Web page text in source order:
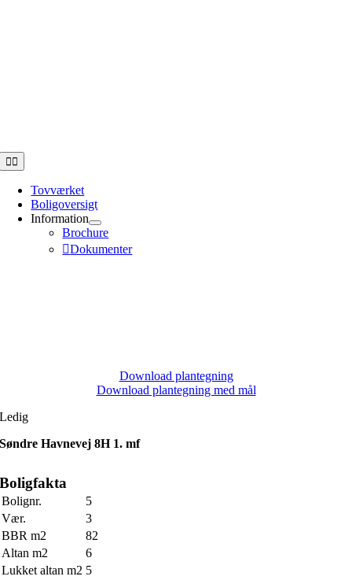
Toggle
Navigation
Tovværket
Boligoversigt
Information
Brochure
Dokumenter
Download plantegning
Download plantegning med mål
Ledig
Søndre Havnevej 8H 1. mf
Boligfakta
Bolignr.
5
Vær.
3
BBR m2
82
Altan m2
6
Lukket altan m2 5